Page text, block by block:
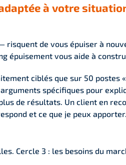
à votre
de vous épuiser à
épuisement vous aide à
ciblés que sur 50 postes
spécifiques pour
de résultats. Un client en
et ce que je peux
Cercle 3 : les besoins du